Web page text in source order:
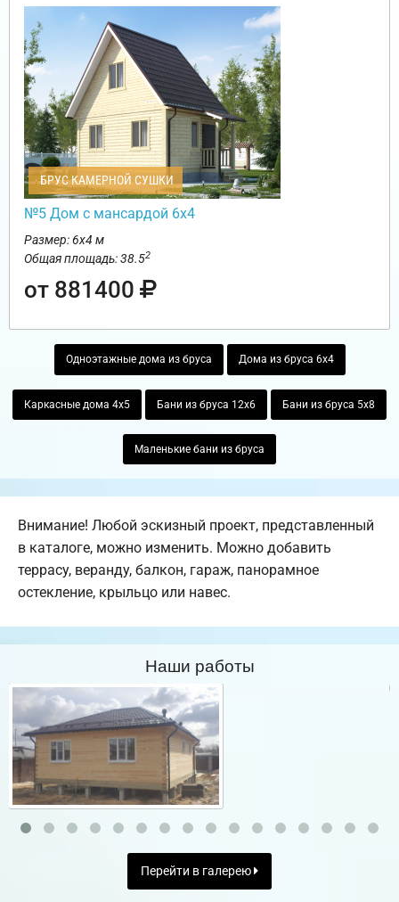
БРУС КАМЕРНОЙ СУШКИ
№5 Дом с мансардой 6х4
Размер: 6х4 м
Общая площадь: 38.52
от 881400
Одноэтажные дома из бруса Дома из бруса 6х4
Каркасные дома 4х5 Бани из бруса 12х6 Бани из бруса 5х8
Маленькие бани из бруса
Внимание! Любой эскизный проект, представленный
в каталоге, можно изменить. Можно добавить
террасу, веранду, балкон, гараж, панорамное
остекление, крыльцо или навес.
Наши работы
Перейти в галерею